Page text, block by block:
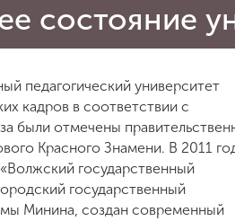
состояние
педагогический университет
кадров в соответствии с
были отмечены
Красного Знамени. В 2011
государственный
государственный
Минина, создан современный